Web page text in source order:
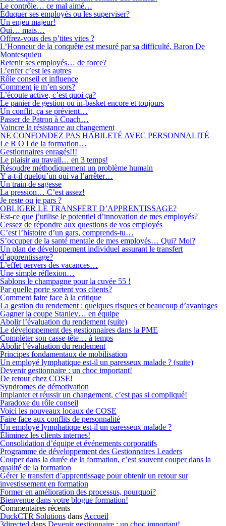
Le contrôle… ce mal aimé…
Éduquer ses employés ou les superviser?
Un enjeu majeur!
Oui… mais…
Offrez-vous des p’tites vites ?
L’Honneur de la conquête est mesuré par sa difficulté. Baron De
Montesquieu
Retenir ses employés… de force?
L’enfer c’est les autres
Rôle conseil et influence
Comment je m’en sors?
L’écoute active, c’est quoi ça?
Le panier de gestion ou in-basket encore et toujours
Un conflit, ça se prévient…
Passer de Patron à Coach…
Vaincre la résistance au changement
NE CONFONDEZ PAS HABILETÉ AVEC PERSONNALITÉ
Le R O I de la formation…
Gestionnaires enragés!!!
Le plaisir au travail… en 3 temps!
Résoudre méthodiquement un problème humain
Y a-t-il quelqu’un qui va l’arrêter…
Un train de sagesse
La pression… C’est assez!
Je reste ou je pars ?
OBLIGER LE TRANSFERT D’APPRENTISSAGE?
Est-ce que j’utilise le potentiel d’innovation de mes employés?
Cessez de répondre aux questions de vos employés
C’est l’histoire d’un gars, comprends-tu…
S’occuper de la santé mentale de mes employés… Qui? Moi?
Un plan de développement individuel assurant le transfert
d’apprentissage?
L’effet pervers des vacances…
Une simple réflexion…
Sablons le champagne pour la cuvée 55 !
Par quelle porte sortent vos clients?
Comment faire face à la critique
La gestion du rendement : quelques risques et beaucoup d’avantages
Gagner la coupe Stanley… en équipe
Abolir l’évaluation du rendement (suite)
Le développement des gestionnaires dans la PME
Compléter son casse-tête… à temps
Abolir l’évaluation du rendement
Principes fondamentaux de mobilisation
Un employé lymphatique est-il un paresseux malade ? (suite)
Devenir gestionnaire : un choc important!
De retour chez COSE!
Syndromes de démotivation
Implanter et réussir un changement, c’est pas si compliqué!
Paradoxe du rôle conseil
Voici les nouveaux locaux de COSE
Faire face aux conflits de personnalité
Un employé lymphatique est-il un paresseux malade ?
Éliminez les clients internes!
Consolidation d’équipe et événements corporatifs
Programme de développement des Gestionnaires Leaders
Couper dans la durée de la formation, c’est souvent couper dans la
qualité de la formation
Gérer le transfert d’apprentissage pour obtenir un retour sur
investissement en formation
Former en amélioration des processus, pourquoi?
Bienvenue dans votre blogue formation!
Commentaires récents
DuckCTR Solutions dans Accueil
3directed dans Devenir gestionnaire : un choc important!